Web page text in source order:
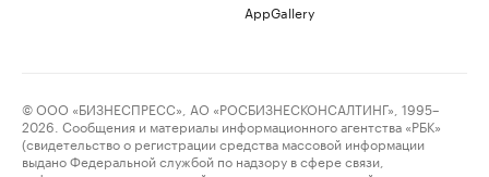
AppGallery
© ООО «БИЗНЕСПРЕСС», АО «РОСБИЗНЕСКОНСАЛТИНГ», 1995–
2026. Сообщения и материалы информационного агентства «РБК»
(свидетельство о регистрации средства массовой информации
выдано Федеральной службой по надзору в сфере связи,